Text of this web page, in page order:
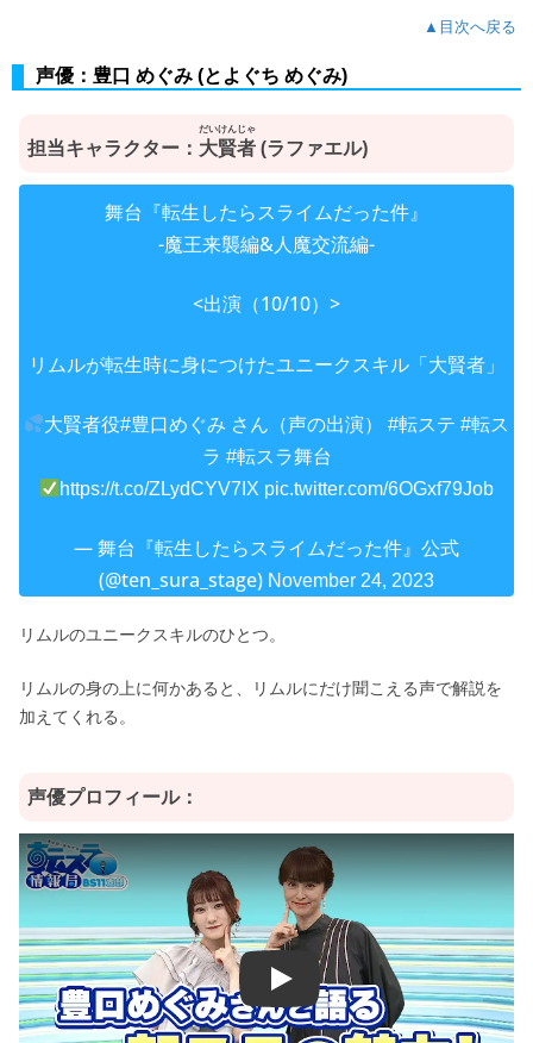
▲目次へ戻る
声優：豊口 めぐみ (とよぐち めぐみ)
担当キャラクター： 大賢者
だいけんじゃ
(ラファエル)
舞台『転生したらスライムだった件』
-魔王来襲編&人魔交流編-
<出演（10/10）>
リムルが転生時に身につけたユニークスキル「大賢者」
大賢者役#豊口めぐみ さん（声の出演）#転ステ #転ス
ラ #転スラ舞台
https://t.co/ZLydCYV7IX pic.twitter.com/6OGxf79Job
— 舞台『転生したらスライムだった件』公式
(@ten_sura_stage) November 24, 2023
リムルのユニークスキルのひとつ。
リムルの身の上に何かあると、リムルにだけ聞こえる声で解説を
加えてくれる。
声優プロフィール：
Play